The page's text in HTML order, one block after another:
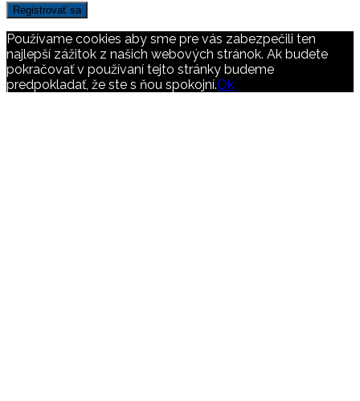
Registrovať sa
Používame cookies aby sme pre vás zabezpečili ten
najlepší zážitok z našich webových stránok. Ak budete
pokračovať v používaní tejto stránky budeme
predpokladať, že ste s ňou spokojní.Ok